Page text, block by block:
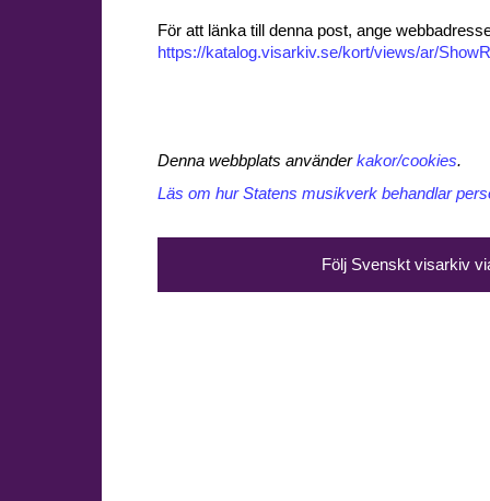
För att länka till denna post, ange
https://katalog.visarkiv.se/kort/views/ar/
Denna webbplats använderkakor/cookies.
Läs om hur Statens musikverk behandlar
Följ Svenskt visarkiv